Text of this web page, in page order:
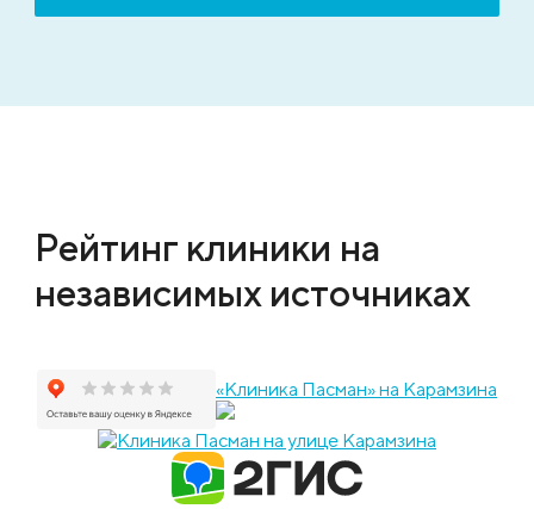
Рейтинг клиники на
независимых источниках
«Клиника Пасман» на Карамзина